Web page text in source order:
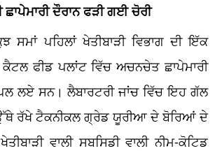
ਛਾਪੇਮਾਰੀ ਦੌਰਾਨ ਫੜੀ ਗਈ ਚੋਰੀ
ਸਮਾਂ ਪਹਿਲਾਂ ਖੇਤੀਬਾੜੀ ਵਿਭਾਗ ਦੀ ਇੱਕ
ਫੀਡ ਪਲਾਂਟ ਵਿੱਚ ਅਚਨਚੇਤ ਛਾਪੇਮਾਰੀ
ਲਏ ਸਨ। ਲੈਬਾਰਟਰੀ ਜਾਂਚ ਵਿੱਚ ਇਹ ਗੱਲ
ਰੱਖੇ ਟੈਕਨੀਕਲ ਗ੍ਰੇਡ ਯੂਰੀਆ ਦੇ ਬੋਰਿਆਂ ਦੇ
ਵਾਲੀ ਸਬਸਿਡੀ ਵਾਲੀ ਨੀਮ-ਕੋਟਿਡ